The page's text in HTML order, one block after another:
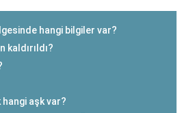
hangi bilgiler var?
kaldırıldı?
aşk var?